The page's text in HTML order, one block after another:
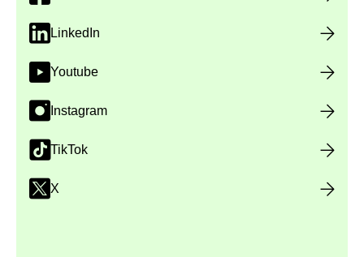
LinkedIn
Youtube
Instagram
TikTok
X